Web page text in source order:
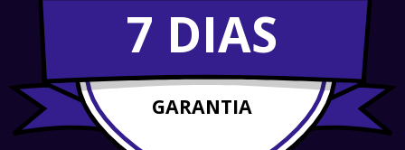
7 DIAS
GARANTIA